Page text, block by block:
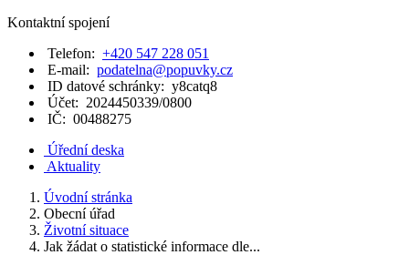
Kontaktní spojení
Telefon: +420 547 228 051
E-mail: podatelna@popuvky.cz
ID datové schránky: y8catq8
Účet: 2024450339/0800
IČ: 00488275
Úřední deska
Aktuality
Úvodní stránka
Obecní úřad
Životní situace
Jak žádat o statistické informace dle...